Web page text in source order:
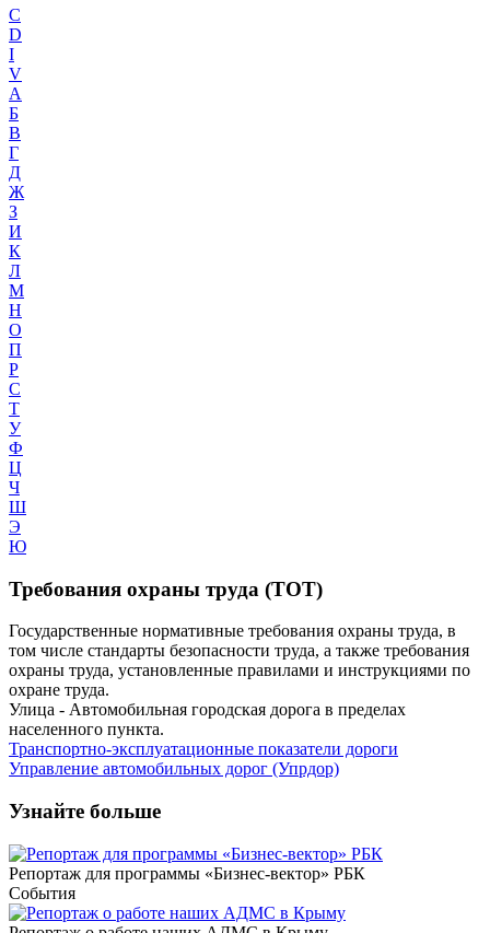
C
D
I
V
А
Б
В
Г
Д
Ж
З
И
К
Л
М
Н
О
П
Р
С
Т
У
Ф
Ц
Ч
Ш
Э
Ю
Требования охраны труда (ТОТ)
Государственные нормативные требования охраны труда, в
том числе стандарты безопасности труда, а также требования
охраны труда, установленные правилами и инструкциями по
охране труда.
Улица - Автомобильная городская дорога в пределах
населенного пункта.
Транспортно-эксплуатационные показатели дороги
Управление автомобильных дорог (Упрдор)
Узнайте больше
Репортаж для программы «Бизнес-вектор» РБК
События